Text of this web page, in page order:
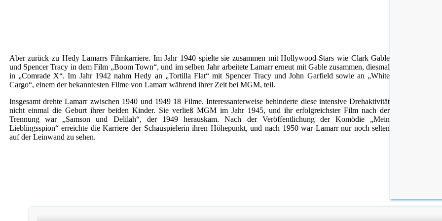
Aber zurück zu Hedy Lamarrs Filmkarriere. Im Jahr 1940 spielte sie zusammen mit Hollywood-Stars wie Clark Gable
und Spencer Tracy in dem Film „Boom Town“, und im selben Jahr arbeitete Lamarr erneut mit Gable zusammen, diesmal
in „Comrade X“. Im Jahr 1942 nahm Hedy an „Tortilla Flat“ mit Spencer Tracy und John Garfield sowie an „White
Cargo“, einem der bekanntesten Filme von Lamarr während ihrer Zeit bei MGM, teil.
Insgesamt drehte Lamarr zwischen 1940 und 1949 18 Filme. Interessanterweise behinderte diese intensive Drehaktivität
nicht einmal die Geburt ihrer beiden Kinder. Sie verließ MGM im Jahr 1945, und ihr erfolgreichster Film nach der
Trennung war „Samson und Delilah“, der 1949 herauskam. Nach der Veröffentlichung der Komödie „Mein
Lieblingsspion“ erreichte die Karriere der Schauspielerin ihren Höhepunkt, und nach 1950 war Lamarr nur noch selten
auf der Leinwand zu sehen.